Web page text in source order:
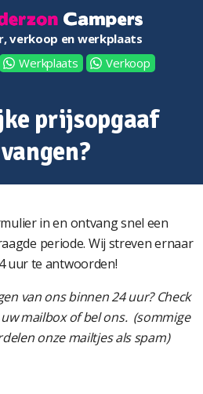
verkoop en werkplaats
Werkplaats Verkoop
prijsopgaaf
in en ontvang snel een
periode. Wij streven ernaar
uur te antwoorden!
van ons binnen 24 uur? Check
mailbox of bel ons. (sommige
onze mailtjes als spam)